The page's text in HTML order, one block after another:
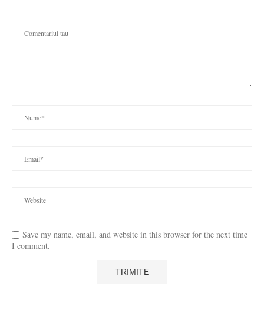
Save my name, email, and website in this browser for the next time
I comment.